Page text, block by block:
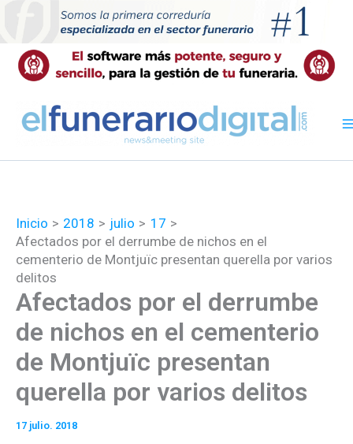
contenido
Inicio 2018 julio
17
Afectados por el derrumbe de nichos en el
cementerio de Montjuïc presentan querella por varios
delitos
Afectados por el derrumbe
de nichos en el cementerio
de Montjuïc presentan
querella por varios delitos
17 julio. 2018